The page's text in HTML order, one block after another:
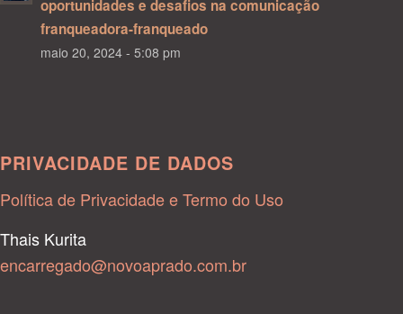
oportunidades e desafios na comunicação
franqueadora-franqueado
maio 20, 2024 - 5:08 pm
PRIVACIDADE DE DADOS
Política de Privacidade e Termo do Uso
Thais Kurita
encarregado@novoaprado.com.br